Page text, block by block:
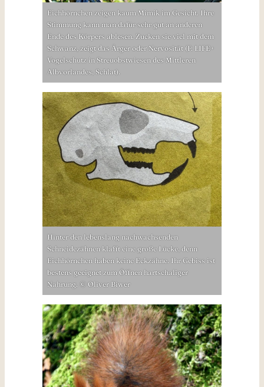
Eichhörnchen zeigen kaum Mimik im Gesicht. Ihre
Stimmung kann man dafür sehr gut an anderen
Ende des Körpers ablesen. Zucken sie viel mit dem
Schwanz, zeigt das Ärger oder Nervosität (F: LIFE+
Vogelschutz in Streuobstwiesen des Mittleren
Albvorlandes, Schlat).
Hinter den lebenslang nachwachsenden
Schneidezähnen klafft eine große Lücke, denn
Eichhörnchen haben keine Eckzähne. Ihr Gebiss ist
bestens geeignet zum Öffnen hartschaliger
Nahrung. © Oliver Biwer